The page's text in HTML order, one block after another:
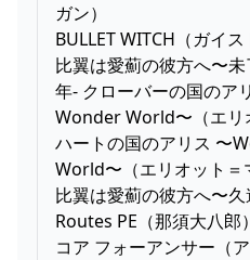
ガン）
BULLET WITCH（ガイス
比翼は愛薊の彼方へ〜
年- クローバーの国のア
Wonder World〜（エリ
ハートの国のアリス 〜
World〜（エリオット＝
比翼は愛薊の彼方へ〜久
Routes PE（那須大八郎
コア フォーアンサー（